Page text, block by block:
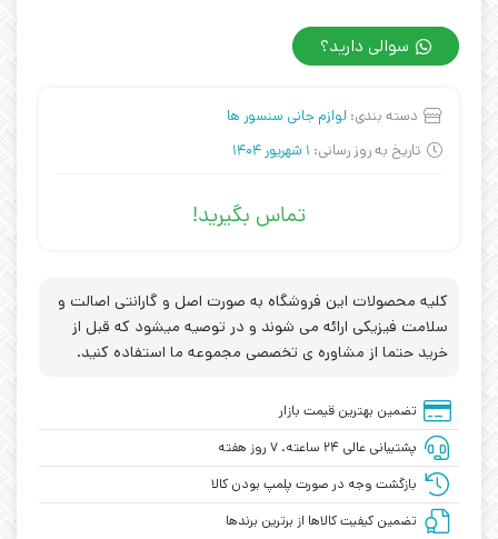
سوالی دارید؟
دسته بندی: لوازم جانی سنسور ها
تاریخ به روز رسانی: 1 شهریور 1404
تماس بگیرید!
کلیه محصولات این فروشگاه به صورت اصل و گارانتی اصالت و
سلامت فیزیکی ارائه می شوند و در توصیه میشود که قبل از
خرید حتما از مشاوره ی تخصصی مجموعه ما استفاده کنید.
تضمین بهترین قیمت بازار
پشتیبانی عالی ۲۴ ساعته، ۷ روز هفته
بازگشت وجه در صورت پلمپ بودن کالا
تضمین کیفیت کالاها از برترین برندها